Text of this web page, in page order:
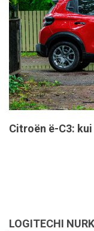
Citroën ë-C3:
LOGITECHI NURK